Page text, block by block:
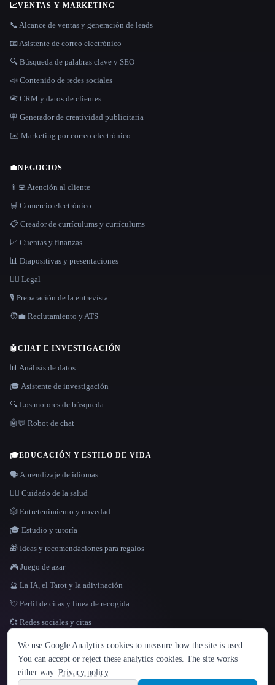
IDIOMA
English español Français Русский 简体中文
Hindi
📈VENTAS Y MARKETING
📞 Alcance de ventas y generación de leads
📧 Asistente de correo electrónico
🔍 Búsqueda de palabras clave y SEO
📣 Contenido de redes sociales
📇 CRM y datos de clientes
🪧 Generador de creatividad publicitaria
✉️ Marketing por correo electrónico
💼NEGOCIOS
👨‍💻 Atención al cliente
🛒 Comercio electrónico
📋 Creador de currículums y currículums
📈 Cuentas y finanzas
📊 Diapositivas y presentaciones
👩‍⚖️ Legal
🎙️ Preparación de la entrevista
🧑‍💼 Reclutamiento y ATS
🤖CHAT E INVESTIGACIÓN
📊 Análisis de datos
🎓 Asistente de investigación
🔍 Los motores de búsqueda
🤖💬 Robot de chat
🎓EDUCACIÓN Y ESTILO DE VIDA
🗣️ Aprendizaje de idiomas
👩‍⚕️ Cuidado de la salud
🎲 Entretenimiento y novedad
🎓 Estudio y tutoría
🎁 Ideas y recomendaciones para regalos
🎮 Juego de azar
🔮 La IA, el Tarot y la adivinación
💘 Perfil de citas y línea de recogida
💞 Redes sociales y citas
© 2026 That AI Collection. Todos los derechos reservados.
We use Google Analytics cookies to measure how the site is used.
You can accept or reject these analytics cookies. The site works
either way. Privacy policy.